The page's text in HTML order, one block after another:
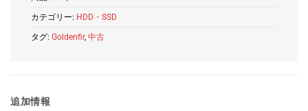
カテゴリー: HDD・SSD
タグ: Goldenfir, 中古
追加情報